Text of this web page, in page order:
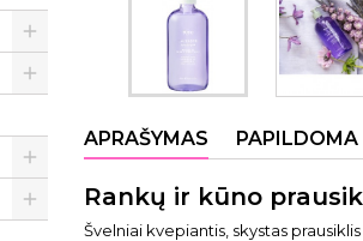
APRAŠYMAS
Rankų ir kūno
Švelniai kvepiantis, skystas